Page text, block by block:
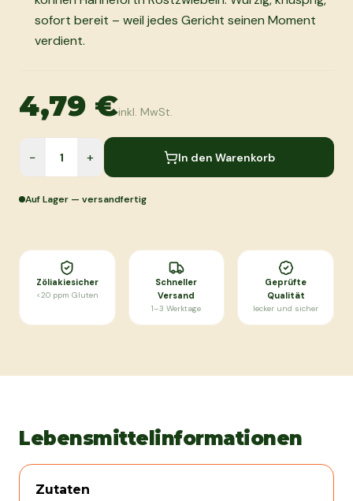
sofort bereit – weil jedes Gericht seinen Moment
verdient.
4,79 €inkl. MwSt.
− + In den Warenkorb
Auf Lager — versandfertig
Zöliakiesicher
<20 ppm Gluten
Schneller
Versand
1–3 Werktage
Geprüfte
Qualität
lecker und sicher
Lebensmittelinformationen
Zutaten